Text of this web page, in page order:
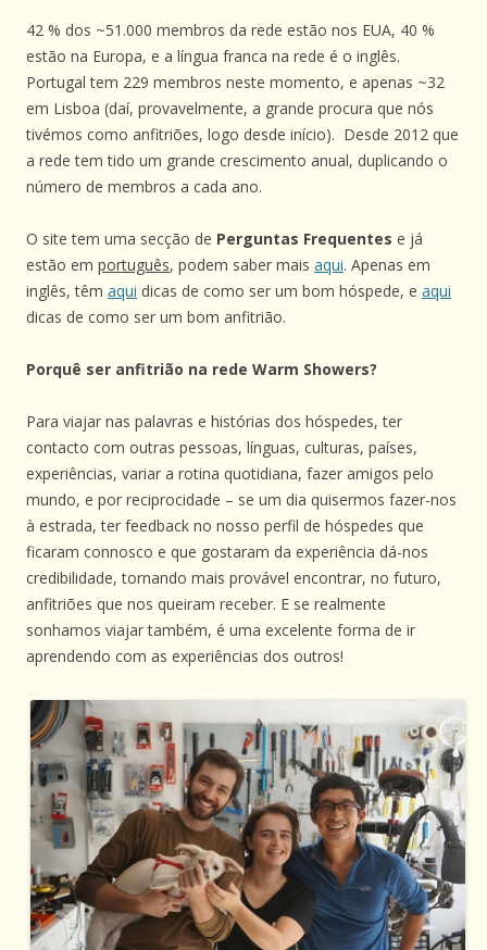
42 % dos ~51.000 membros da rede estão nos EUA, 40 %
estão na Europa, e a língua franca na rede é o inglês.
Portugal tem 229 membros neste momento, e apenas ~32
em Lisboa (daí, provavelmente, a grande procura que nós
tivémos como anfitriões, logo desde início). Desde 2012 que
a rede tem tido um grande crescimento anual, duplicando o
número de membros a cada ano.
O site tem uma secção de Perguntas Frequentes e já
estão em português, podem saber mais aqui. Apenas em
inglês, têm aqui dicas de como ser um bom hóspede, e aqui
dicas de como ser um bom anfitrião.
Porquê ser anfitrião na rede Warm Showers?
Para viajar nas palavras e histórias dos hóspedes, ter
contacto com outras pessoas, línguas, culturas, países,
experiências, variar a rotina quotidiana, fazer amigos pelo
mundo, e por reciprocidade – se um dia quisermos fazer-nos
à estrada, ter feedback no nosso perfil de hóspedes que
ficaram connosco e que gostaram da experiência dá-nos
credibilidade, tornando mais provável encontrar, no futuro,
anfitriões que nos queiram receber. E se realmente
sonhamos viajar também, é uma excelente forma de ir
aprendendo com as experiências dos outros!